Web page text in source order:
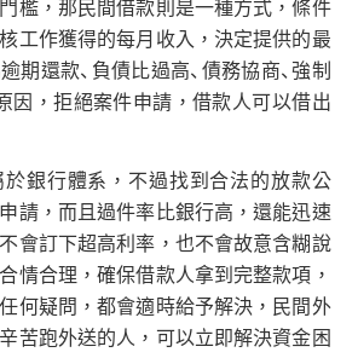
檻，那民間借款則是一種方式，條件
工作獲得的每月收入，決定提供的最
期還款、負債比過高、債務協商、強制
因，拒絕案件申請，借款人可以借出
於銀行體系，不過找到合法的放款公
請，而且過件率比銀行高，還能迅速
會訂下超高利率，也不會故意含糊說
情合理，確保借款人拿到完整款項，
何疑問，都會適時給予解決，民間外
苦跑外送的人，可以立即解決資金困